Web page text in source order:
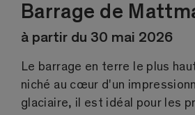
Barrage de
à partir du 30 mai 2026
Le barrage en terre le plus
niché au cœur d'un
glaciaire, il est idéal pour les